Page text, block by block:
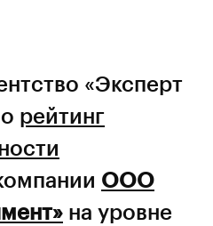
«Эксперт
рейтинг
ООО
на уровне